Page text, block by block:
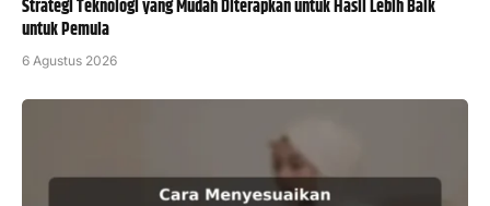
Strategi Teknologi yang Mudah Diterapkan untuk Hasil Lebih Baik
untuk Pemula
6 Agustus 2026